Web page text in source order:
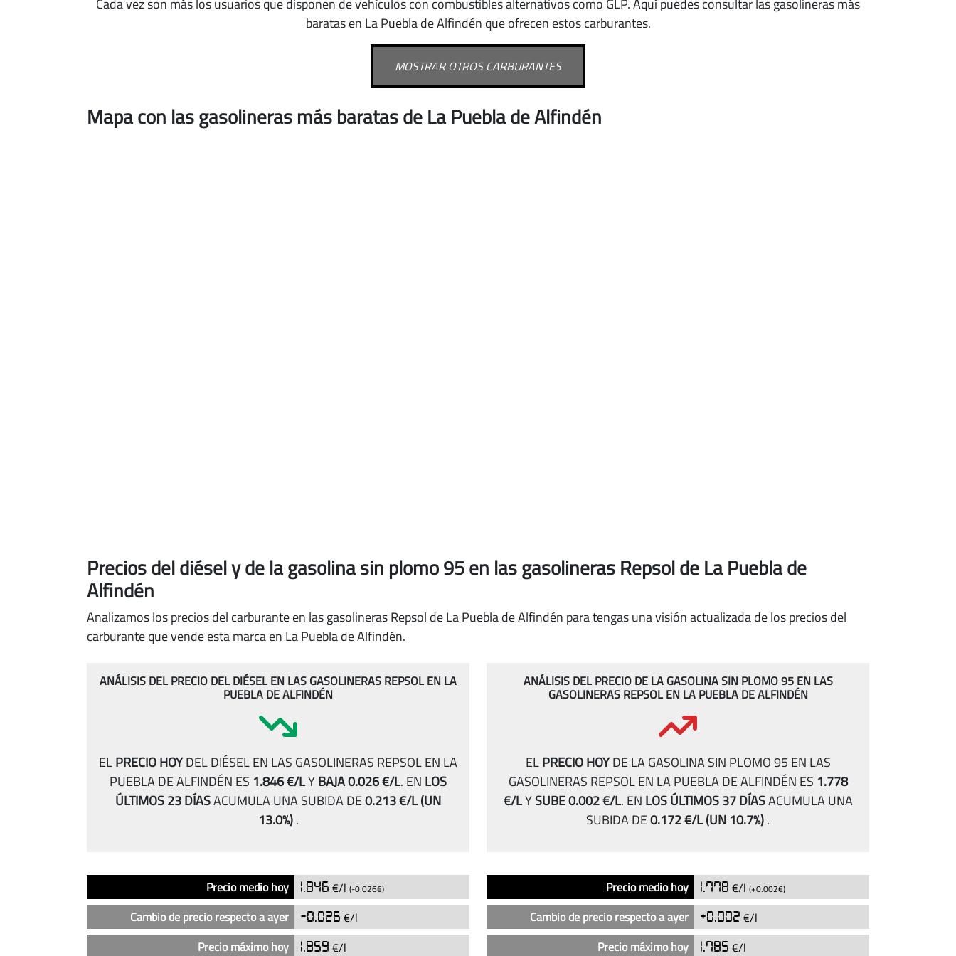
Cada vez son más los usuarios que disponen de vehículos con combustibles alternativos como GLP. Aquí puedes consultar las gasolineras más
baratas en La Puebla de Alfindén que ofrecen estos carburantes.
MOSTRAR OTROS CARBURANTES
Mapa con las gasolineras más baratas de La Puebla de Alfindén
Precios del diésely de la gasolina sin plomo 95en las gasolineras Repsol de La Puebla de
Alfindén
Analizamos los precios del carburante en las gasolineras Repsol de La Puebla de Alfindén para tengas una visión actualizada de los precios del
carburante que vende esta marca en La Puebla de Alfindén.
ANÁLISIS DEL PRECIO DEL DIÉSEL EN LAS GASOLINERAS REPSOL EN LA
PUEBLA DE ALFINDÉN
ELPRECIO HOYDEL DIÉSEL EN LAS GASOLINERAS REPSOL EN LA
PUEBLA DE ALFINDÉN ES 1.846 €/LYBAJA 0.026 €/L. EN LOS
ÚLTIMOS 23 DÍASACUMULA UNA SUBIDA DE0.213 €/L(UN
13.0%).
Análisis
del
Precio medio hoy 1.846 €/l (-0.026€)
Cambio de precio respecto a ayer -0.026 €/l
Precio máximo hoy
1.859 €/l
ANÁLISIS DEL PRECIO DE LA GASOLINA SIN PLOMO 95 EN LAS
GASOLINERAS REPSOL EN LA PUEBLA DE ALFINDÉN
ELPRECIO HOYDE LA GASOLINA SIN PLOMO 95 EN LAS
GASOLINERAS REPSOL EN LA PUEBLA DE ALFINDÉN ES 1.778
€/LYSUBE 0.002 €/L. EN LOS ÚLTIMOS 37 DÍASACUMULA UNA
SUBIDA DE0.172 €/L(UN 10.7%).
Análisis
de
Precio medio hoy 1.778 €/l (+0.002€)
Cambio de precio respecto a ayer +0.002 €/l
Precio máximo hoy
1.785 €/l